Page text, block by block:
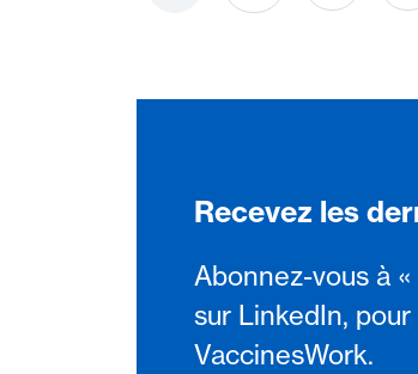
Recevez les
Abonnez-vous à
sur LinkedIn,
VaccinesWork.